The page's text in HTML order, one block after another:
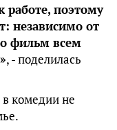
работе, поэтому
независимо от
фильм всем
, - поделилась
в комедии не